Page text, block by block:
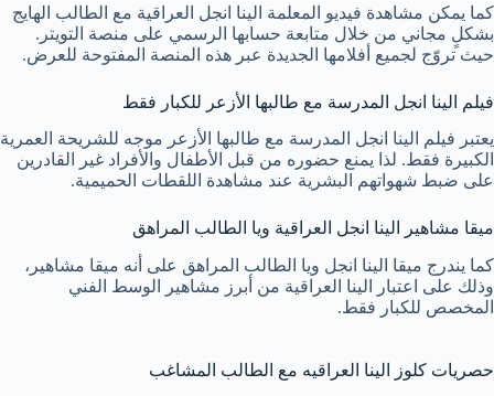
كما يمكن مشاهدة فيديو المعلمة الينا انجل العراقية مع الطالب الهايج
بشكلٍ مجاني من خلال متابعة حسابها الرسمي على منصة التويتر.
حيث تروّج لجميع أفلامها الجديدة عبر هذه المنصة المفتوحة للعرض.
فيلم الينا انجل المدرسة مع طالبها الأزعر للكبار فقط
يعتبر فيلم الينا انجل المدرسة مع طالبها الأزعر موجه للشريحة العمرية
الكبيرة فقط. لذا يمنع حضوره من قبل الأطفال والأفراد غير القادرين
على ضبط شهواتهم البشرية عند مشاهدة اللقطات الحميمية.
ميقا مشاهير الينا انجل العراقية ويا الطالب المراهق
كما يندرج ميقا الينا انجل ويا الطالب المراهق على أنه ميقا مشاهير،
وذلك على اعتبار الينا العراقية من أبرز مشاهير الوسط الفني
المخصص للكبار فقط.
حصريات كلوز الينا العراقيه مع الطالب المشاغب